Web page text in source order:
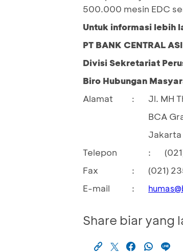
500.000 mesin EDC
Untuk informasi lebih
PT BANK CENTRAL
Divisi Sekretariat
Biro Hubungan
Alamat
:
Jl. MH
BCA
Jakarta
Telepon
:
Fax
:
(021)
E-mail
:
Share biar yang